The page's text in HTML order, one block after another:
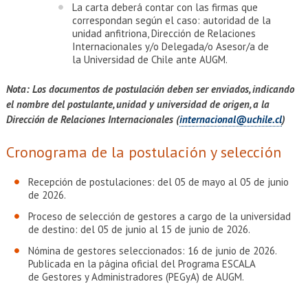
La carta deberá contar con las firmas que
correspondan según el caso: autoridad de la
unidad anfitriona, Dirección de Relaciones
Internacionales y/o Delegada/o Asesor/a de
la Universidad de Chile ante AUGM.
Nota: Los documentos de postulación deben ser enviados, indicando
el nombre del postulante, unidad y universidad de origen, a la
Dirección de Relaciones Internacionales (internacional@uchile.cl)
Cronograma de la postulación y selección
Recepción de postulaciones: del 05 de mayo al 05 de junio
de 2026.
Proceso de selección de gestores a cargo de la universidad
de destino: del 05 de junio al 15 de junio de 2026.
Nómina de gestores seleccionados: 16 de junio de 2026.
Publicada en la página oficial del Programa ESCALA
de Gestores y Administradores (PEGyA) de AUGM.